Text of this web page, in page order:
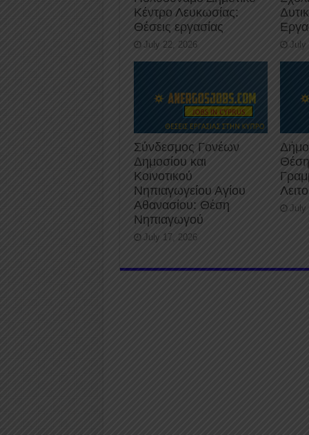
Κέντρο Λευκωσίας:
Θέσεις εργασίας
July 22, 2026 July
Σύνδεσμος Γονέων
Δημοσίου και
Κοινοτικού
Νηπιαγωγείου Αγίου
Αθανασίου: Θέση
Νηπιαγωγού
July 17, 2026
July